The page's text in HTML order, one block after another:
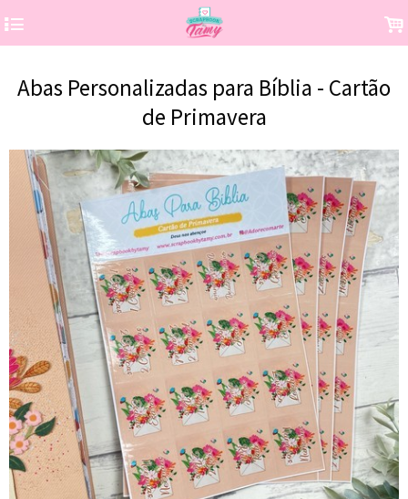
4 .
Abas Personalizadas para Bíblia - Cartão
de Primavera